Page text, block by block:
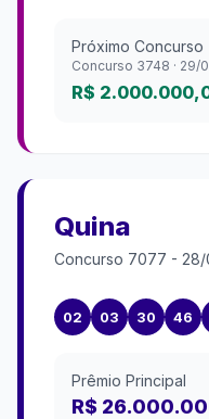
Próximo Concurso
Concurso 3748 · 29/
R$
Quina
Concurso 7077 -
02 03 30 46
Prêmio Principal
R$